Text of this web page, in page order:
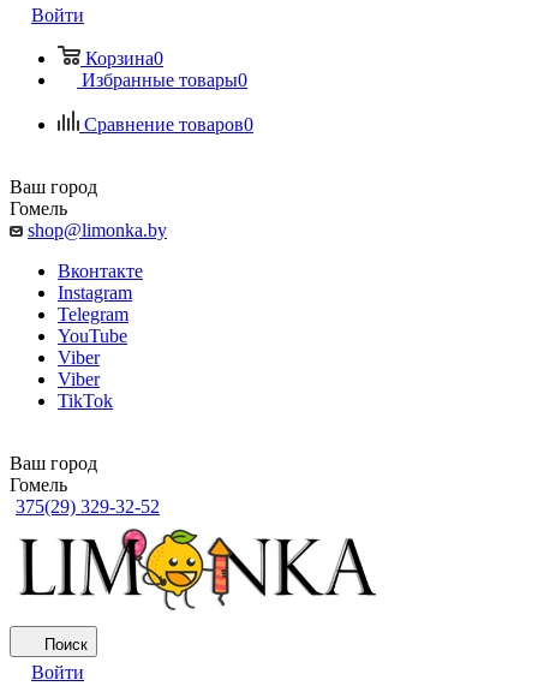
Войти
Корзина0
Избранные товары0
Сравнение товаров0
Ваш город
Гомель
shop@limonka.by
Вконтакте
Instagram
Telegram
YouTube
Viber
Viber
TikTok
Ваш город
Гомель
375(29) 329-32-52
Поиск
Войти